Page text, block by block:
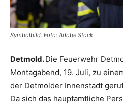
Symbolbild. Foto: Adobe Stock
Detmold.Die Feuerwehr
Montagabend, 19. Juli, zu
der Detmolder Innenstadt
Da sich das hauptamtliche